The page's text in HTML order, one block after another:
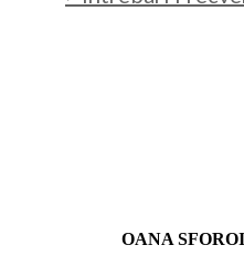
OANA